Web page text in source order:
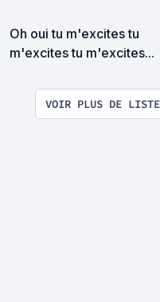
Oh oui tu m'excites tu
m'excites tu m'excites...
VOIR PLUS DE